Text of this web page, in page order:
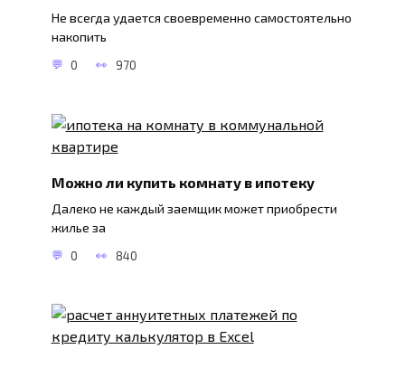
Не всегда удается своевременно самостоятельно
накопить
0 970
Можно ли купить комнату в ипотеку
Далеко не каждый заемщик может приобрести
жилье за
0 840